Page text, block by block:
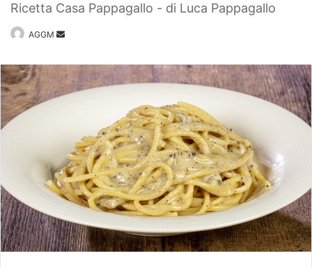
Ricetta Casa Pappagallo - di Luca Pappagallo
AGGM
Invia